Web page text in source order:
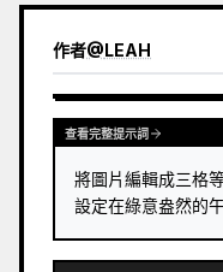
作者@LEAH
查看完整提示詞
將圖片編輯成三格
設定在綠意盎然的